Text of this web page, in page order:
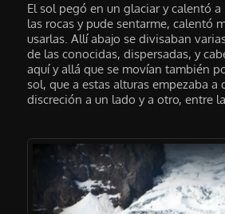
El sol pegó en un glaciar y calentó a
las rocas y pude sentarme, calentó
usarlas. Allí abajo se divisaban
de las conocidas, dispersadas, y
aquí y allá que se movían también
sol, que a estas alturas empezaba a
discreción a un lado y a otro, entre